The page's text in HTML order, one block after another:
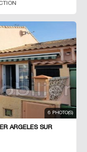
6 PHOTO(S)
ARGELES SUR